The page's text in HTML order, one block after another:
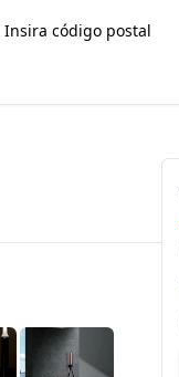
Insira código postal